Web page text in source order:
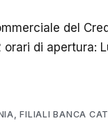
del
di apertura:
,FILIALI BANCA